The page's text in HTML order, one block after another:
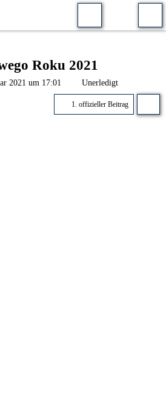
Roku 2021
2021 um 17:01 Unerledigt
1. offizieller Beitrag